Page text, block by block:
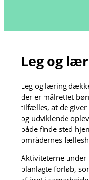
Leg og
Leg og læring
der er målrettet
tilfælles, at de giver
og udviklende
både finde sted
områdernes
Aktiviteterne under
planlagte forløb,